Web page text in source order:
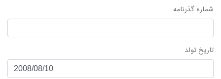
شماره گذرنامه
تاریخ تولد